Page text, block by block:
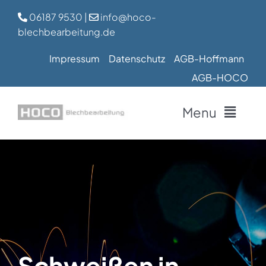
Inhalt
springen
06187 9530 |
info@hoco-
blechbearbeitung.de
Impressum Datenschutz
AGB-Hoffmann
AGB-HOCO
Menu
Über uns